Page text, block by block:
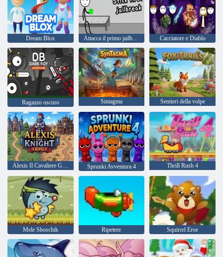
Dream Blox Attacca il primo jailbreak Cacciatore e Diablo
Ragazzo oscuro Sintagma Sentieri della volpe
Alexis Il Cavaliere Gioco di ruolo Sprunki Avventura 4 Thrill Rush 4
Mele Sboschik Ripetere Squirrel Eroe